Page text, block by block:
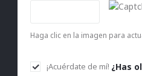
Haga clic en la imagen para
¡Acuérdate de mí! ¿Has